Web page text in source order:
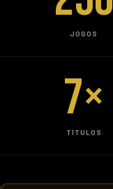
JOGOS
7×
TÍTULOS